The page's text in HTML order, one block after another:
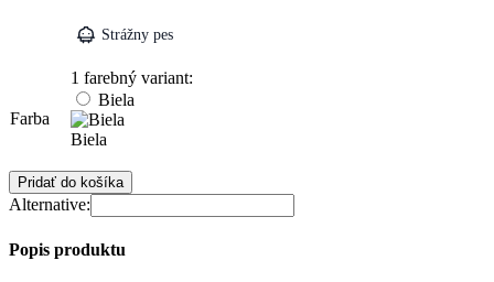
Strážny pes
Farba
1 farebný variant:
Biela
Biela
množstvo
Šľapky
vode
Pridať do košíka
Alternative:
Popis produktu